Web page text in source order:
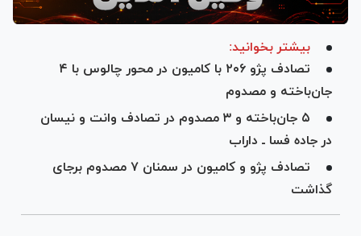
بیشتر بخوانید:
تصادف پژو ۲۰۶ با کامیون در محور چالوس با ۴
جان‌باخته و مصدوم
۵ جان‌باخته و ۳ مصدوم در تصادف وانت و نیسان
در جاده فسا ـ داراب
تصادف پژو و کامیون در سمنان ۷ مصدوم برجای
گذاشت